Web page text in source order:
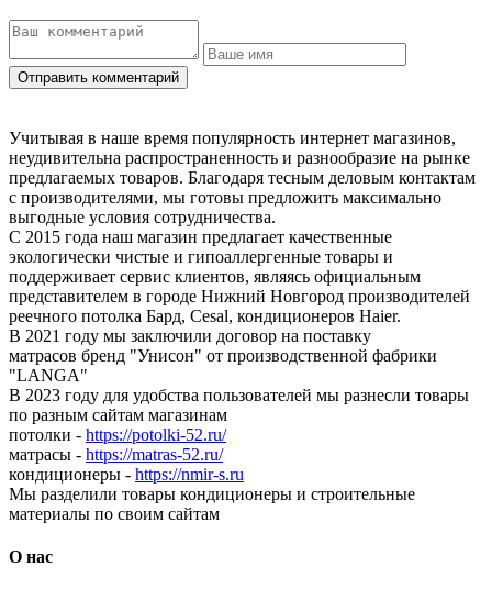
Учитывая в наше время популярность интернет магазинов,
неудивительна распространенность и разнообразие на рынке
предлагаемых товаров. Благодаря тесным деловым контактам
с производителями, мы готовы предложить максимально
выгодные условия сотрудничества.
С 2015 года наш магазин предлагает качественные
экологически чистые и гипоаллергенные товары и
поддерживает сервис клиентов, являясь официальным
представителем в городе Нижний Новгород производителей
реечного потолка Бард, Cesal, кондиционеров Haier.
В 2021 году мы заключили договор на поставку
матрасов бренд "Унисон" от производственной фабрики
"LANGA"
В 2023 году для удобства пользователей мы разнесли товары
по разным сайтам магазинам
потолки - https://potolki-52.ru/
матрасы - https://matras-52.ru/
кондиционеры - https://nmir-s.ru
Мы разделили товары кондиционеры и строительные
материалы по своим сайтам
О нас